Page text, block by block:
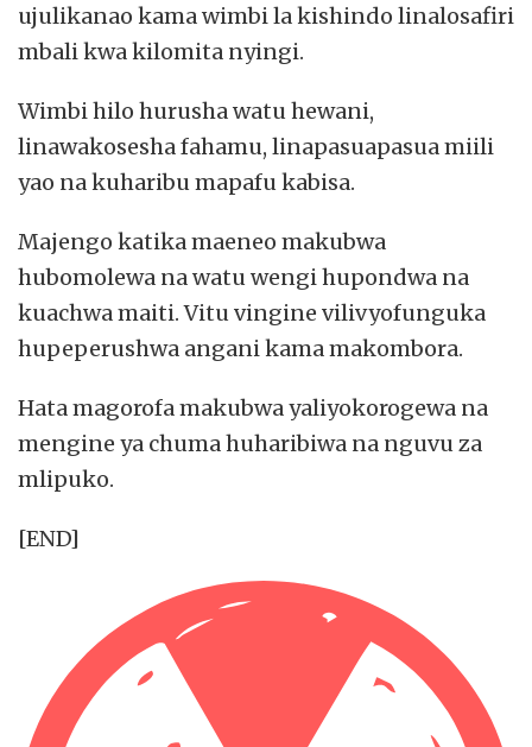
ujulikanao kama wimbi la kishindo linalosafiri
mbali kwa kilomita nyingi.
Wimbi hilo hurusha watu hewani,
linawakosesha fahamu, linapasuapasua miili
yao na kuharibu mapafu kabisa.
Majengo katika maeneo makubwa
hubomolewa na watu wengi hupondwa na
kuachwa maiti. Vitu vingine vilivyofunguka
hupeperushwa angani kama makombora.
Hata magorofa makubwa yaliyokorogewa na
mengine ya chuma huharibiwa na nguvu za
mlipuko.
[END]